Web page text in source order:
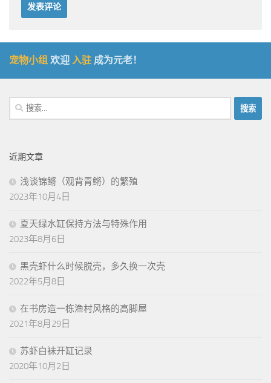
宠物小组 欢迎 入驻 成为元老！
搜
索：
近期文章
浅谈锦鳉（观背青鳉）的繁殖
2023年10月4日
夏天绿水缸保持方法与特殊作用
2023年8月6日
黑壳虾什么时候脱壳，多久换一次壳
2022年5月8日
在书房造一栋渔村风格的高脚屋
2021年8月29日
苏虾白袜开缸记录
2020年10月2日